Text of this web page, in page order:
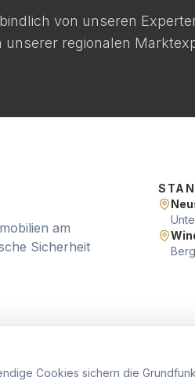
von unseren
regionalen
am
Sicherheit
Cookies sichern die